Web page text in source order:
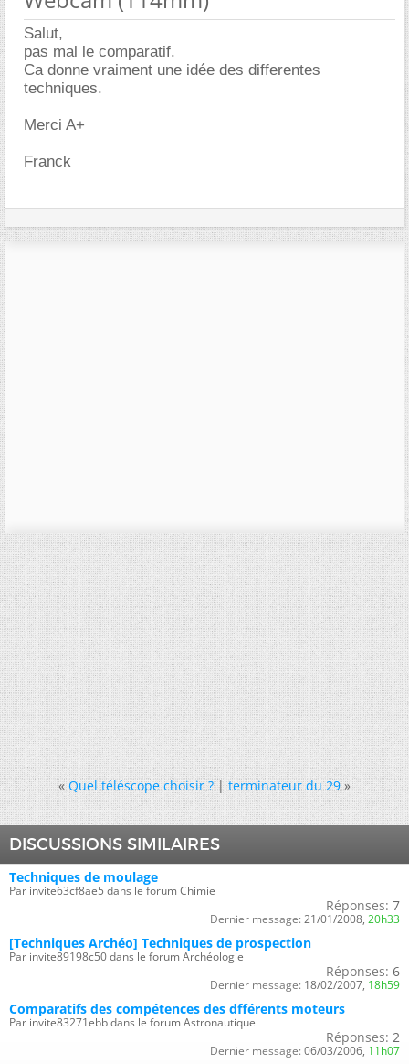
Salut,
pas mal le comparatif.
Ca donne vraiment une idée des differentes
techniques.
Merci A+
Franck
« Quel téléscope choisir ?|terminateur du 29 »
DISCUSSIONS SIMILAIRES
Techniques de moulage
Par invite63cf8ae5 dans le forum Chimie
Réponses: 7
Dernier message: 21/01/2008, 20h33
[Techniques Archéo] Techniques de prospection
Par invite89198c50 dans le forum Archéologie
Réponses: 6
Dernier message: 18/02/2007, 18h59
Comparatifs des compétences des dfférents moteurs
Par invite83271ebb dans le forum Astronautique
Réponses: 2
Dernier message: 06/03/2006, 11h07